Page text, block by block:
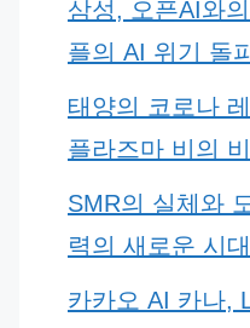
삼성, 오픈AI와
플의 AI 위기 돌
태양의 코로나
플라즈마 비의
SMR의 실체와
력의 새로운 시대
카카오 AI 카나,